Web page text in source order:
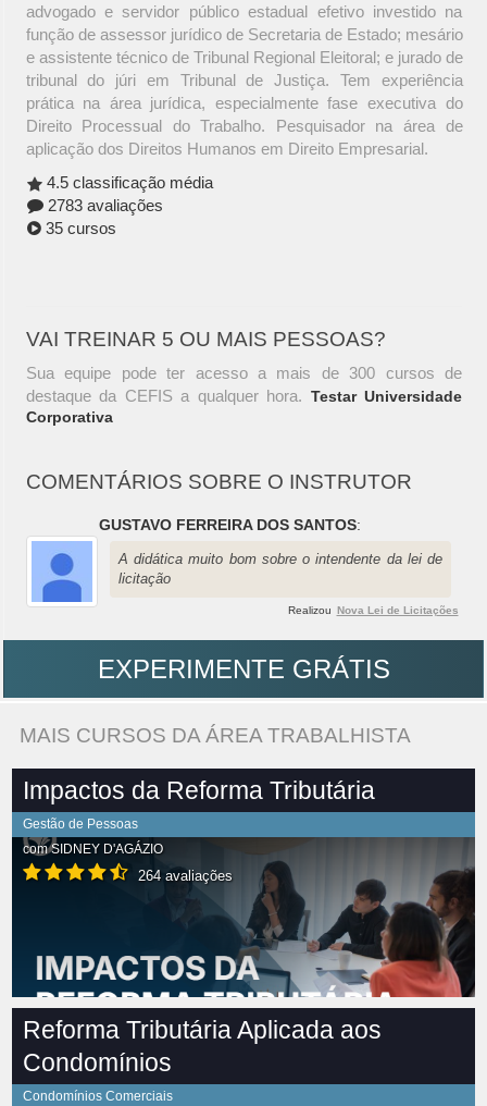
advogado e servidor público estadual efetivo investido na
função de assessor jurídico de Secretaria de Estado; mesário
e assistente técnico de Tribunal Regional Eleitoral; e jurado de
tribunal do júri em Tribunal de Justiça. Tem experiência
prática na área jurídica, especialmente fase executiva do
Direito Processual do Trabalho. Pesquisador na área de
aplicação dos Direitos Humanos em Direito Empresarial.
4.5 classificação média
2783 avaliações
35 cursos
VAI TREINAR 5 OU MAIS PESSOAS?
Sua equipe pode ter acesso a mais de 300 cursos de
destaque da CEFIS a qualquer hora. Testar Universidade
Corporativa
COMENTÁRIOS SOBRE O INSTRUTOR
GUSTAVO FERREIRA DOS SANTOS:
A didática muito bom sobre o intendente da lei de
licitação
Realizou Nova Lei de Licitações
EXPERIMENTE GRÁTIS
MAIS CURSOS DA ÁREA TRABALHISTA
Impactos da Reforma Tributária
Gestão de Pessoas
comSIDNEY D'AGÁZIO
264 avaliações
Reforma Tributária Aplicada aos
Condomínios
Condomínios Comerciais